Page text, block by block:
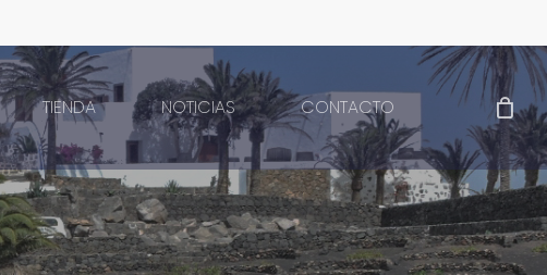
TIENDA NOTICIAS CONTACTO